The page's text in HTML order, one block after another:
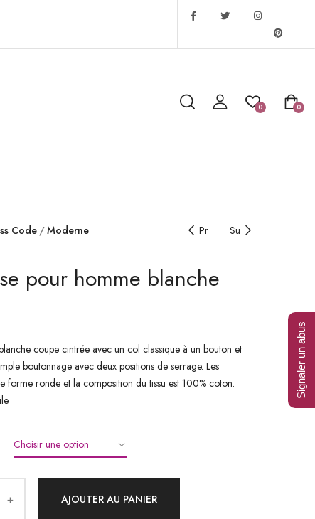
0
0
Code Moderne Pr Su
pour homme blanche
coupe cintrée avec un col classique à un bouton et
boutonnage avec deux positions de serrage. Les
forme ronde et la composition du tissu est 100% coton.
AJOUTER AU PANIER
Signaler un abus